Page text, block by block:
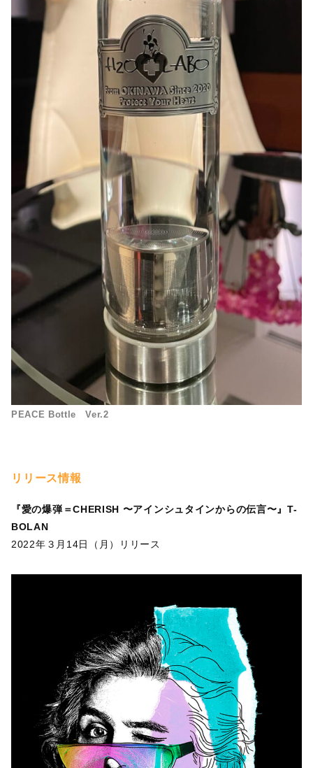
PEACE Bottle Ver.2
リリース情報
『愛の爆弾＝CHERISH 〜アインシュタインからの伝言〜』T-
BOLAN
2022年３月14日（月）リリース